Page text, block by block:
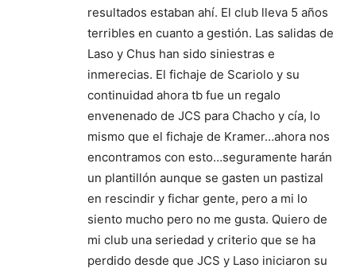
resultados estaban ahí. El club lleva 5 años
terribles en cuanto a gestión. Las salidas de
Laso y Chus han sido siniestras e
inmerecias. El fichaje de Scariolo y su
continuidad ahora tb fue un regalo
envenenado de JCS para Chacho y cía, lo
mismo que el fichaje de Kramer…ahora nos
encontramos con esto…seguramente harán
un plantillón aunque se gasten un pastizal
en rescindir y fichar gente, pero a mi lo
siento mucho pero no me gusta. Quiero de
mi club una seriedad y criterio que se ha
perdido desde que JCS y Laso iniciaron su